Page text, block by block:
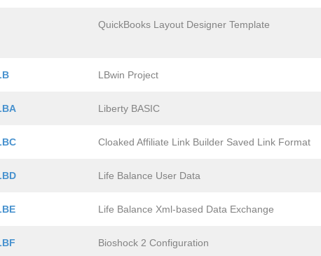
QuickBooks Layout Designer Template
LBwin Project
Liberty BASIC
Cloaked Affiliate Link Builder Saved Link Format
Life Balance User Data
Life Balance Xml-based Data Exchange
Bioshock 2 Configuration